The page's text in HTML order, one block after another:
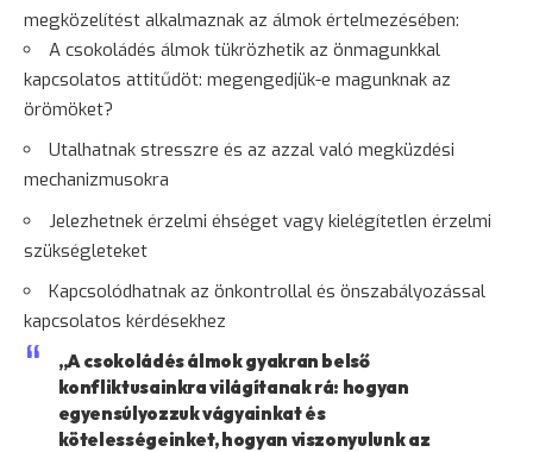
megközelítést alkalmaznak az álmok értelmezésében:
A csokoládés álmok tükrözhetik az önmagunkkal
kapcsolatos attitűdöt: megengedjük-e magunknak az
örömöket?
Utalhatnak stresszre és az azzal való megküzdési
mechanizmusokra
Jelezhetnek érzelmi éhséget vagy kielégítetlen érzelmi
szükségleteket
Kapcsolódhatnak az önkontrollal és önszabályozással
kapcsolatos kérdésekhez
„A csokoládés álmok gyakran belső
konfliktusainkra világítanak rá: hogyan
egyensúlyozzuk vágyainkat és
kötelességeinket, hogyan viszonyulunk az